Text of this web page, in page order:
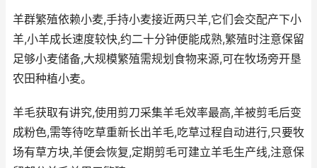
羊群繁殖依赖小麦,手持小麦接近两只羊,它们会交配产下小
羊,小羊成长速度较快,约二十分钟便能成熟,繁殖时注意保留
足够小麦储备,大规模繁殖需规划食物来源,可在牧场旁开垦
农田种植小麦。
羊毛获取有讲究,使用剪刀采集羊毛效率最高,羊被剪毛后变
成粉色,需等待吃草重新长出羊毛,吃草过程自动进行,只要牧
场有草方块,羊便会恢复,定期剪毛可建立羊毛生产线,注意保